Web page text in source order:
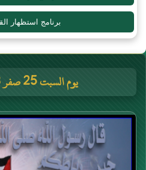
برنامج استظهار
يوم السبت 25 صفر 1448 هجرية